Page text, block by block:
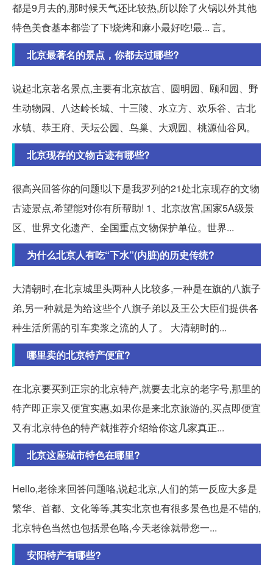
都是9月去的,那时候天气还比较热,所以除了火锅以外其他
特色美食基本都尝了下!烧烤和麻小最好吃!最... 言。
北京最著名的景点，你都去过哪些?
说起北京著名景点,主要有北京故宫、圆明园、颐和园、野
生动物园、八达岭长城、十三陵、水立方、欢乐谷、古北
水镇、恭王府、天坛公园、鸟巢、大观园、桃源仙谷风。
北京现存的文物古迹有哪些?
很高兴回答你的问题!以下是我罗列的21处北京现存的文物
古迹景点,希望能对你有所帮助! 1、北京故宫,国家5A级景
区、世界文化遗产、全国重点文物保护单位。世界...
为什么北京人有吃“下水”(内脏)的历史传统?
大清朝时,在北京城里头两种人比较多,一种是在旗的八旗子
弟,另一种就是为给这些个八旗子弟以及王公大臣们提供各
种生活所需的引车卖浆之流的人了。 大清朝时的...
哪里卖的北京特产便宜?
在北京要买到正宗的北京特产,就要去北京的老字号,那里的
特产即正宗又便宜实惠,如果你是来北京旅游的,买点即便宜
又有北京特色的特产就推荐介绍给你这几家真正...
北京这座城市特色在哪里?
Hello,老徐来回答问题咯,说起北京,人们的第一反应大多是
繁华、首都、文化等等,其实北京也有很多景色也是不错的,
北京特色当然也包括景色咯,今天老徐就带您一...
安阳特产有哪些?